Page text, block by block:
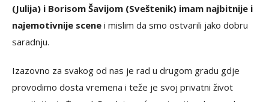
(Julija) i Borisom Šavijom (Sveštenik) imam najbitnije i
najemotivnije scene i mislim da smo ostvarili jako dobru
saradnju.
Izazovno za svakog od nas je rad u drugom gradu gdje
provodimo dosta vremena i teže je svoj privatni život